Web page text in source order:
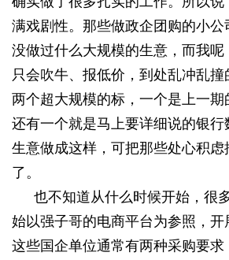
满戏剧性。那些做政企团购的小
没做过什么大规模的生意，而我呢
只会吹牛、报低价，到处乱冲乱撞
两个超大规模的标，一个是上一期
还有一个就是马上要详细说的银
生意做成这样，可把那些处心积
了。
也不知道从什么时候开始，很
始以强子哥的电商平台为参照，开
这些国企单位通常有两种采购要求